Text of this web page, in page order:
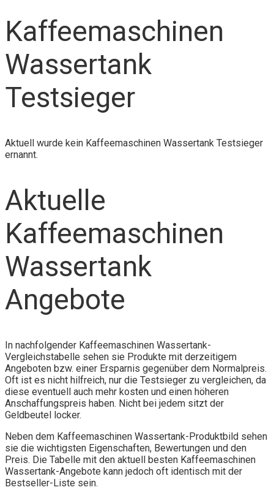
Kaffeemaschinen
Wassertank
Testsieger
Aktuell wurde kein Kaffeemaschinen Wassertank Testsieger
ernannt.
Aktuelle
Kaffeemaschinen
Wassertank
Angebote
In nachfolgender Kaffeemaschinen Wassertank-
Vergleichstabelle sehen sie Produkte mit derzeitigem
Angeboten bzw. einer Ersparnis gegenüber dem Normalpreis.
Oft ist es nicht hilfreich, nur die Testsieger zu vergleichen, da
diese eventuell auch mehr kosten und einen höheren
Anschaffungspreis haben. Nicht bei jedem sitzt der
Geldbeutel locker.
Neben dem Kaffeemaschinen Wassertank-Produktbild sehen
sie die wichtigsten Eigenschaften, Bewertungen und den
Preis. Die Tabelle mit den aktuell besten Kaffeemaschinen
Wassertank-Angebote kann jedoch oft identisch mit der
Bestseller-Liste sein.